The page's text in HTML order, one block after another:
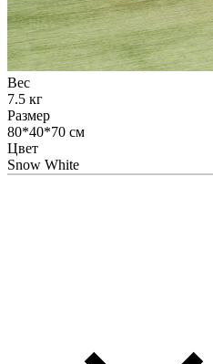
Вес
7.5 кг
Размер
80*40*70 см
Цвет
Snow White